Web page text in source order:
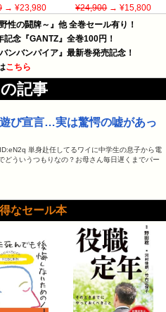
→ ¥23,980 ¥24,900→ ¥15,800
性の闘牌～』他 全巻セール有り！
念『GANTZ』全巻100円！
ンバンパイア』最新巻発売記念！
こちら
記事
び宣言…実は驚愕の嘘があっ
単身赴任してるワイに中学生の息子から電
ういうつもりなの？お母さん毎日遅くまでパー
なセール本